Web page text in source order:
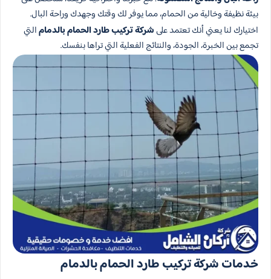
بيئة نظيفة وخالية من الحمام، مما يوفر لك وقتك وجهدك وراحة البال.
اختيارك لنا يعني أنك تعتمد علىشركة تركيب طارد الحمام بالدمامالتي
تجمع بين الخبرة، الجودة، والنتائج الفعلية التي تراها بنفسك.
خدمات شركة تركيب طارد الحمام بالدمام